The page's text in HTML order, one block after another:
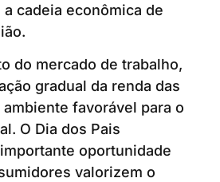
cadeia econômica de
do mercado de trabalho,
gradual da renda das
favorável para o
O Dia dos Pais
oportunidade
valorizem o